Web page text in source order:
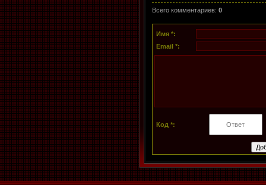
Всего комментариев: 0
Имя *:
Email *:
Код *: